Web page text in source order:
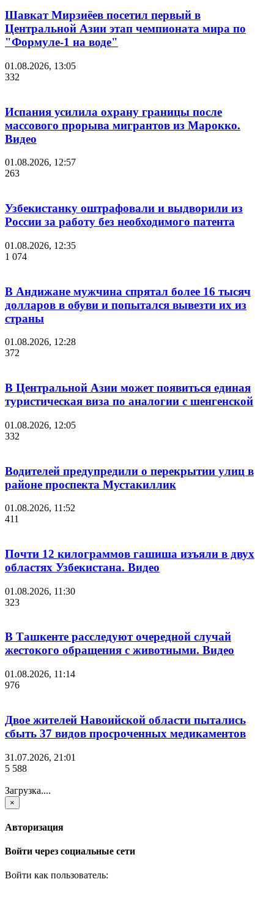
Шавкат Мирзиёев посетил первый в
Центральной Азии этап чемпионата мира по
"Формуле-1 на воде"
01.08.2026, 13:05
332
Испания усилила охрану границы после
массового прорыва мигрантов из Марокко.
Видео
01.08.2026, 12:57
263
Узбекистанку оштрафовали и выдворили из
России за работу без необходимого патента
01.08.2026, 12:35
1 074
В Андижане мужчина спрятал более 16 тысяч
долларов в обуви и попытался вывезти их из
страны
01.08.2026, 12:28
372
В Центральной Азии может появиться единая
туристическая виза по аналогии с шенгенской
01.08.2026, 12:05
332
Водителей предупредили о перекрытии улиц в
районе проспекта Мустакиллик
01.08.2026, 11:52
411
Почти 12 килограммов гашиша изъяли в двух
областях Узбекистана. Видео
01.08.2026, 11:30
323
В Ташкенте расследуют очередной случай
жестокого обращения с животными. Видео
01.08.2026, 11:14
976
Двое жителей Навоийской области пытались
сбыть 37 видов просроченных медикаментов
31.07.2026, 21:01
5 588
Загрузка....
×
Авторизация
Войти через социальные сети
Войти как пользователь: